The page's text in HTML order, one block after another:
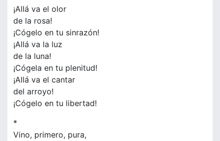
¡Allá va el olor
de la rosa!
¡Cógelo en tu sinrazón!
¡Allá va la luz
de la luna!
¡Cógela en tu plenitud!
¡Allá va el cantar
del arroyo!
¡Cógelo en tu libertad!
*
Vino, primero, pura,